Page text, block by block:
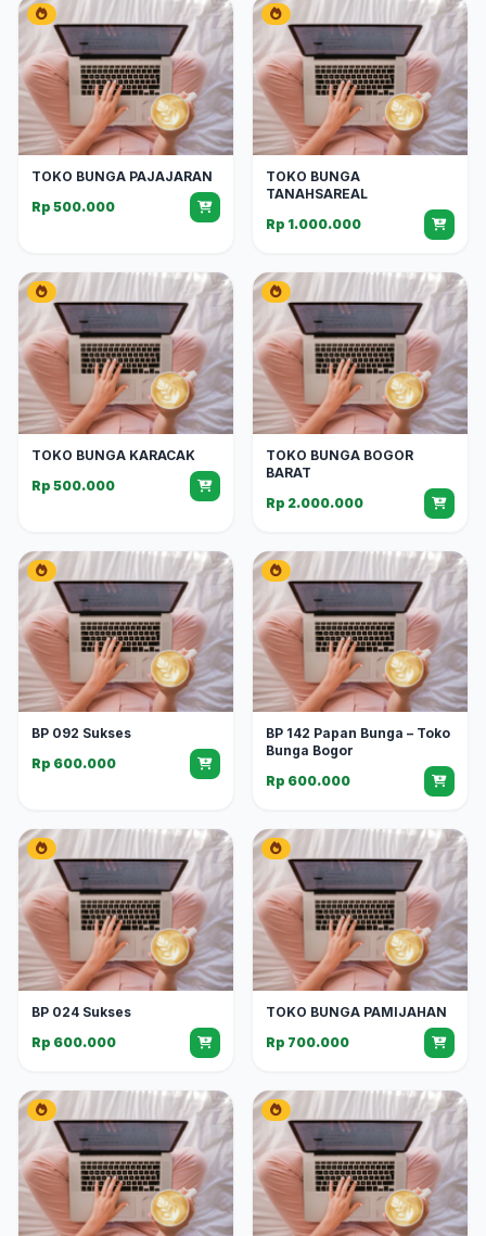
TOKO BUNGA PAJAJARAN
Rp 500.000
TOKO BUNGA
TANAHSAREAL
Rp 1.000.000
TOKO BUNGA KARACAK
Rp 500.000
TOKO BUNGA BOGOR
BARAT
Rp 2.000.000
BP 092 Sukses
Rp 600.000
BP 142 Papan Bunga – Toko
Bunga Bogor
Rp 600.000
BP 024 Sukses
Rp 600.000
TOKO BUNGA PAMIJAHAN
Rp 700.000